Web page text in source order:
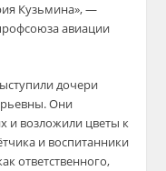
Кузьмина», —
авиации
дочери
Они
и возложили цветы к
и воспитанники
ответственного,